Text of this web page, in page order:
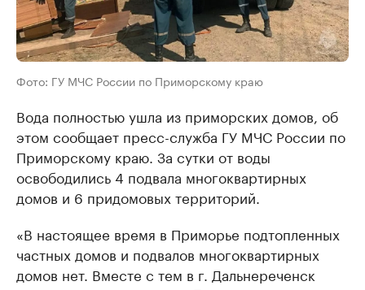
Фото: ГУ МЧС России по Приморскому краю
Вода полностью ушла из приморских домов, об
этом сообщает пресс-служба ГУ МЧС России по
Приморскому краю. За сутки от воды
освободились 4 подвала многоквартирных
домов и 6 придомовых территорий.
«В настоящее время в Приморье подтопленных
частных домов и подвалов многоквартирных
домов нет. Вместе с тем в г. Дальнереченск